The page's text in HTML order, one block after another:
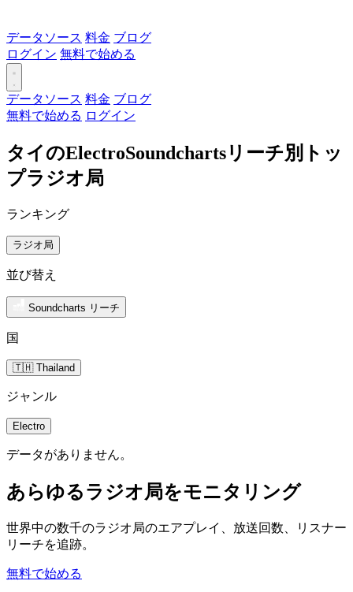
データソース 料金 ブログ
ログイン 無料で始める
データソース 料金 ブログ
無料で始める ログイン
タイのElectroSoundchartsリーチ別トッ
プラジオ局
ランキング
ラジオ局
並び替え
Soundcharts リーチ
国
🇹🇭 Thailand
ジャンル
Electro
データがありません。
あらゆるラジオ局をモニタリング
世界中の数千のラジオ局のエアプレイ、放送回数、リスナー
リーチを追跡。
無料で始める